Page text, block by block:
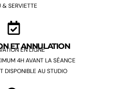
& SERVIETTE
ET ANNULATION
EN LIGNE
4H AVANT LA SÉANCE
DISPONIBLE AU STUDIO